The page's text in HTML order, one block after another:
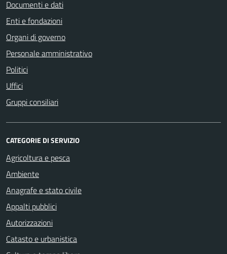
Documenti e dati
Enti e fondazioni
Organi di governo
Personale amministrativo
Politici
Uffici
Gruppi consiliari
CATEGORIE DI SERVIZIO
Agricoltura e pesca
Ambiente
Anagrafe e stato civile
Appalti pubblici
Autorizzazioni
Catasto e urbanistica